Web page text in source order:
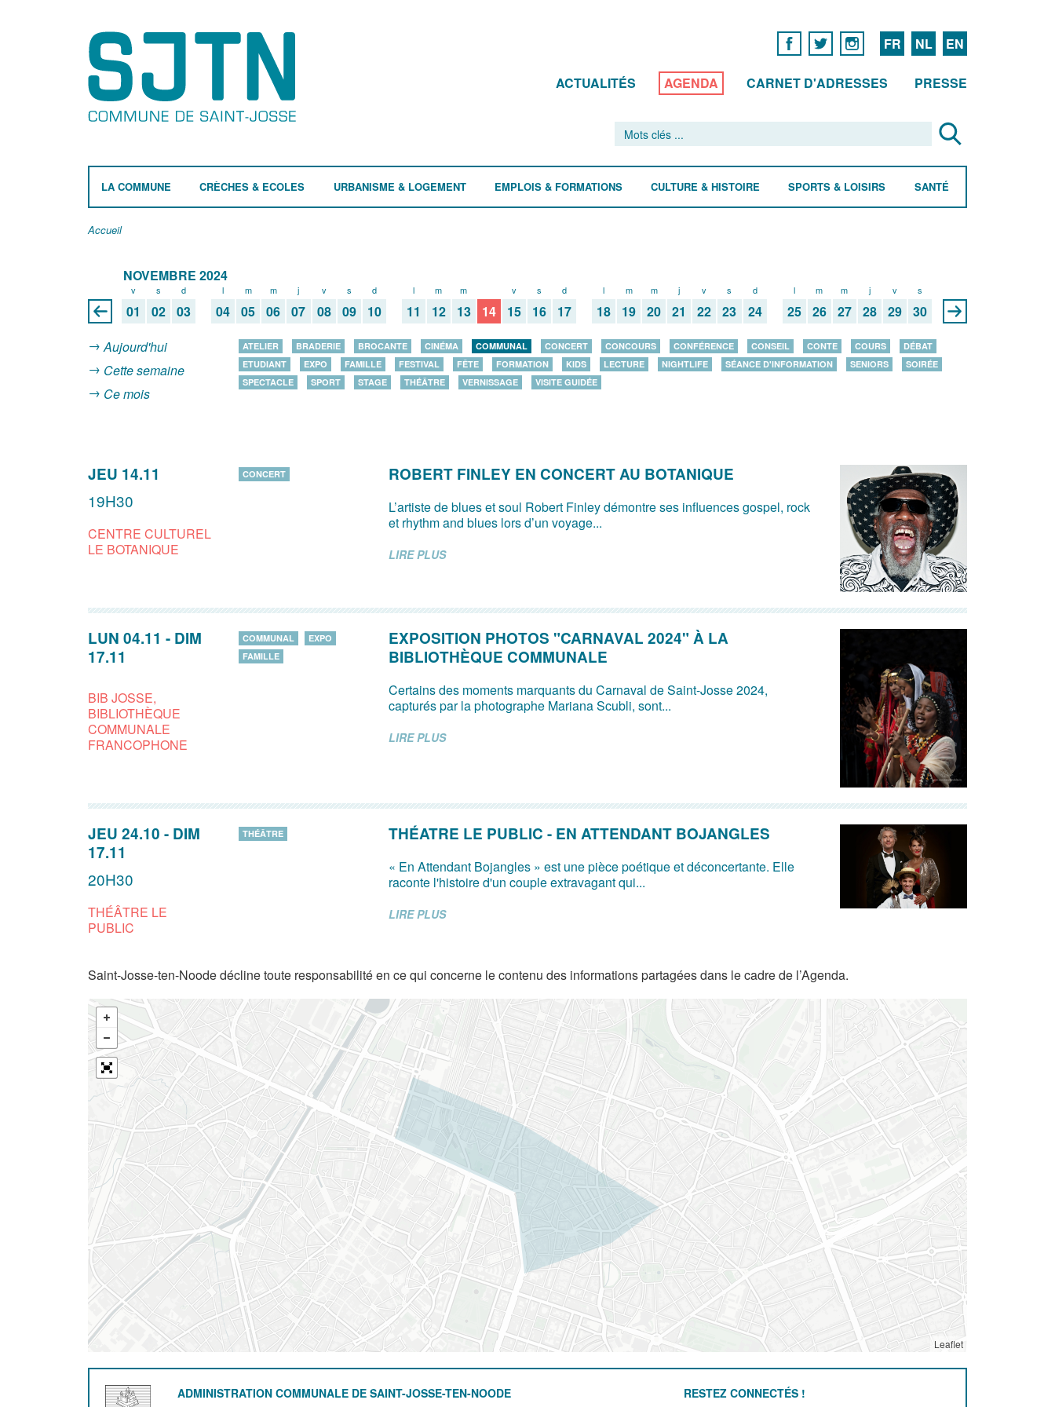
FR NL EN
ACTUALITÉS AGENDA CARNET D'ADRESSES PRESSE
LA COMMUNE CRÈCHES & ECOLES URBANISME & LOGEMENT EMPLOIS & FORMATIONS CULTURE & HISTOIRE SPORTS & LOISIRS SANTÉ
Accueil
NOVEMBRE 2024
v
01
s
02
d
03
l
04
m
05
m
06
j
07
v
08
s
09
d
10
l
11
m
12
m
13 14
v
15
s
16
d
17
l
18
m
19
m
20
j
21
v
22
s
23
d
24
l
25
m
26
m
27
j
28
v
29
s
30
Aujourd'hui
Cette semaine
Ce mois
ATELIER BRADERIE BROCANTE CINÉMA COMMUNAL CONCERT CONCOURS CONFÉRENCE CONSEIL CONTE COURS
DÉBAT
ETUDIANT
EXPO FAMILLE FESTIVAL FÊTE FORMATION KIDS LECTURE NIGHTLIFE SÉANCE D'INFORMATION SENIORS
SOIRÉE
SPECTACLE
SPORT STAGE THÉÂTRE VERNISSAGE VISITE GUIDÉE
JEU 14.11
19H30
CENTRE CULTUREL
LE BOTANIQUE
CONCERT ROBERT FINLEY EN CONCERT AU BOTANIQUE
L’artiste de blues et soul Robert Finley démontre ses influences gospel, rock
et rhythm and blues lors d’un voyage...
LIRE PLUS
LUN 04.11 - DIM
17.11
BIB JOSSE,
BIBLIOTHÈQUE
COMMUNALE
FRANCOPHONE
COMMUNAL
EXPO
FAMILLE
EXPOSITION PHOTOS "CARNAVAL 2024" À LA
BIBLIOTHÈQUE COMMUNALE
Certains des moments marquants du Carnaval de Saint-Josse 2024,
capturés par la photographe Mariana Scubli, sont...
LIRE PLUS
JEU 24.10 - DIM
17.11
20H30
THÉÂTRE LE
PUBLIC
THÉÂTRE THÉATRE LE PUBLIC - EN ATTENDANT BOJANGLES
« En Attendant Bojangles » est une pièce poétique et déconcertante. Elle
raconte l'histoire d'un couple extravagant qui...
LIRE PLUS
Saint-Josse-ten-Noode décline toute responsabilité en ce qui concerne le contenu des informations partagées dans le cadre de l’Agenda.
Leaflet
ADMINISTRATION COMMUNALE DE SAINT-JOSSE-TEN-NOODE RESTEZ CONNECTÉS !